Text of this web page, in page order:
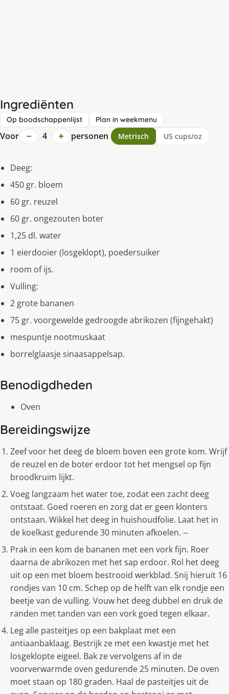
Ingrediënten
Op boodschappenlijst Plan in weekmenu
Voor − 4 + personen Metrisch US cups/oz
Deeg:
450 gr. bloem
60 gr. reuzel
60 gr. ongezouten boter
1,25 dl. water
1 eierdooier (losgeklopt), poedersuiker
room of ijs.
Vulling:
2 grote bananen
75 gr. voorgewelde gedroogde abrikozen (fijngehakt)
mespuntje nootmuskaat
borrelglaasje sinaasappelsap.
Benodigdheden
Oven
Bereidingswijze
Zeef voor het deeg de bloem boven een grote kom. Wrijf
de reuzel en de boter erdoor tot het mengsel op fijn
broodkruim lijkt.
Voeg langzaam het water toe, zodat een zacht deeg
ontstaat. Goed roeren en zorg dat er geen klonters
ontstaan. Wikkel het deeg in huishoudfolie. Laat het in
de koelkast gedurende 30 minuten afkoelen. --
Prak in een kom de bananen met een vork fijn. Roer
daarna de abrikozen met het sap erdoor. Rol het deeg
uit op een met bloem bestrooid werkblad. Snij hieruit 16
rondjes van 10 cm. Schep op de helft van elk rondje een
beetje van de vulling. Vouw het deeg dubbel en druk de
randen met tanden van een vork goed tegen elkaar.
Leg alle pasteitjes op een bakplaat met een
antiaanbaklaag. Bestrijk ze met een kwastje met het
losgeklopte eigeel. Bak ze vervolgens af in de
voorverwarmde oven gedurende 25 minuten. De oven
moet staan op 180 graden. Haal de pasteitjes uit de